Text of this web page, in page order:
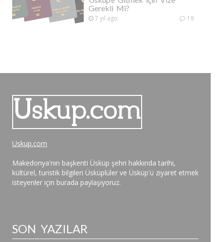
Gerekli Mi?
7 yıl ago 19
Uskup.com
Makedonya'nın başkenti Üsküp şehri hakkında tarihi,
kültürel, turistik bilgileri Üsküplüler ve Üsküp'ü ziyaret etmek
isteyenler için burada paylaşıyoruz.
SON YAZILAR